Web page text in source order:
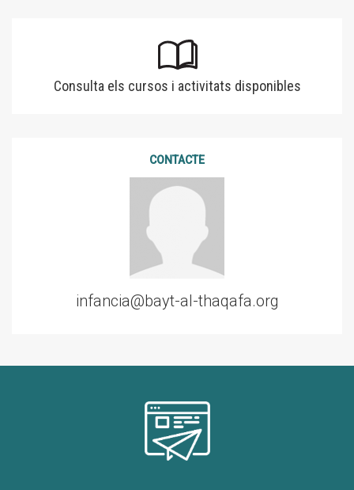
Consulta els cursos i activitats disponibles
CONTACTE
infancia@bayt-al-thaqafa.org